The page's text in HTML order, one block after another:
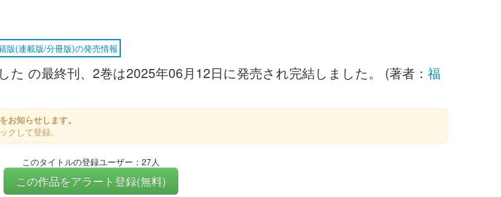
版(連載版/分冊版)の発売情報
の最終刊、2巻は2025年06月12日に発売され完結しました。 (著者： 福
お知らせします。
クして登録。
このタイトルの登録ユーザー：27人
この作品をアラート登録(無料)